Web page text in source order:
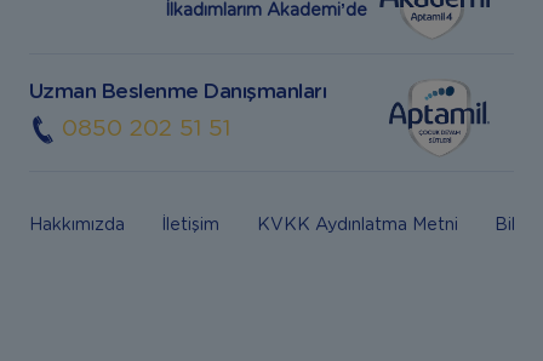
İlkadımlarım Akademi’de
Uzman Beslenme Danışmanları
0850 202 51 51
Hakkımızda İletişim KVKK Aydınlatma Metni Bilgi